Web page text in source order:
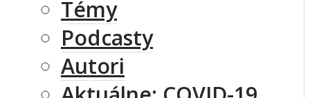
Témy
Podcasty
Autori